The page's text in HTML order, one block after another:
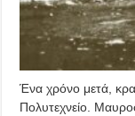
Ένα χρόνο μετά,
Πολυτεχνείο.